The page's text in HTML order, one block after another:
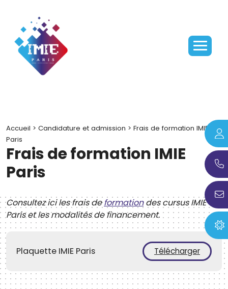
Accueil > Candidature et admission > Frais de formation IMIE
Paris
Frais de formation IMIE
Paris
Consultez ici les frais deformationdes cursus IMIE
Paris et les modalités de financement.
Plaquette IMIE Paris Télécharger